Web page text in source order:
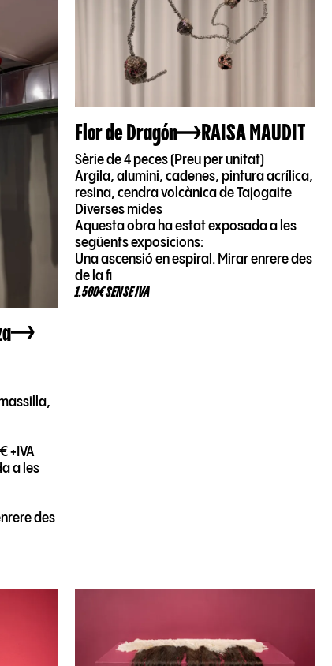
+IVA
a les
des
Flor de Dragón RAISA MAUDIT
Sèrie de 4 peces (Preu per unitat)
Argila, alumini, cadenes, pintura acrílica,
resina, cendra volcànica de Tajogaite
Diverses mides
Aquesta obra ha estat exposada a les
següents exposicions:
Una ascensió en espiral. Mirar enrere des
de la fi
1.500€ SENSE IVA